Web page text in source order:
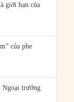
giới hạn của
của phe
Ngoại trưởng